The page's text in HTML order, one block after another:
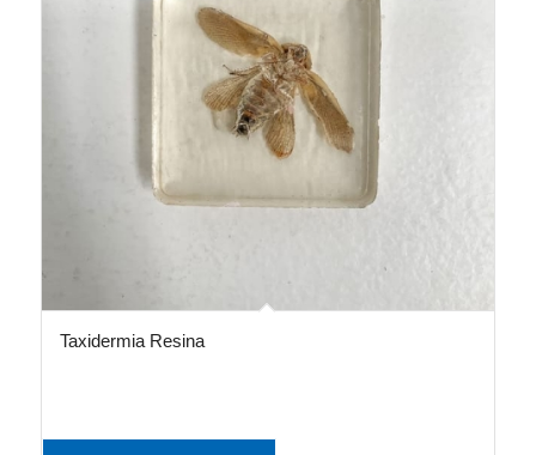
Taxidermia Resina